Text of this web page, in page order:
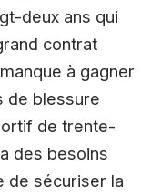
deux ans qui
contrat
à gagner
de blessure
de trente-
des besoins
de sécuriser la